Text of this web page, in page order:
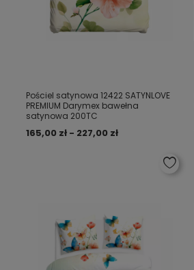
Pościel satynowa 12422 SATYNLOVE
PREMIUM Darymex bawełna
satynowa 200TC
165,00 zł - 227,00 zł